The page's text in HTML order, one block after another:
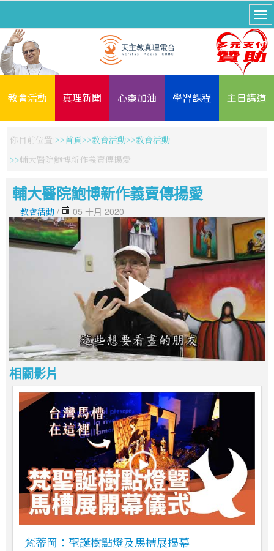
教會活動 真理新聞 心靈加油 學習課程 主日講道
你目前位置: 首頁 教會活動
教會活動
輔大醫院鮑博新作義賣傳揚愛
輔大醫院鮑博新作義賣傳揚愛
教會活動 / 05 十月 2020
相關影片
梵蒂岡：聖誕樹點燈及馬槽展揭幕